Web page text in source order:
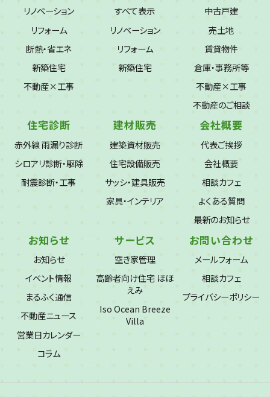
リノベーション
リフォーム
断熱・省エネ
新築住宅
不動産×工事
すべて表示
リノベーション
リフォーム
新築住宅
中古戸建
売土地
賃貸物件
倉庫・事務所等
不動産×工事
不動産のご相談
住宅診断
赤外線 雨漏り診断
シロアリ診断・駆除
耐震診断・工事
建材販売
建築資材販売
住宅設備販売
サッシ・建具販売
家具・インテリア
会社概要
代表ご挨拶
会社概要
相談カフェ
よくある質問
最新のお知らせ
お知らせ
お知らせ
イベント情報
まるふく通信
不動産ニュース
営業日カレンダー
コラム
サービス
空き家管理
高齢者向け住宅 ほほ
えみ
Iso Ocean Breeze
Villa
お問い合わせ
メールフォーム
相談カフェ
プライバシーポリシー